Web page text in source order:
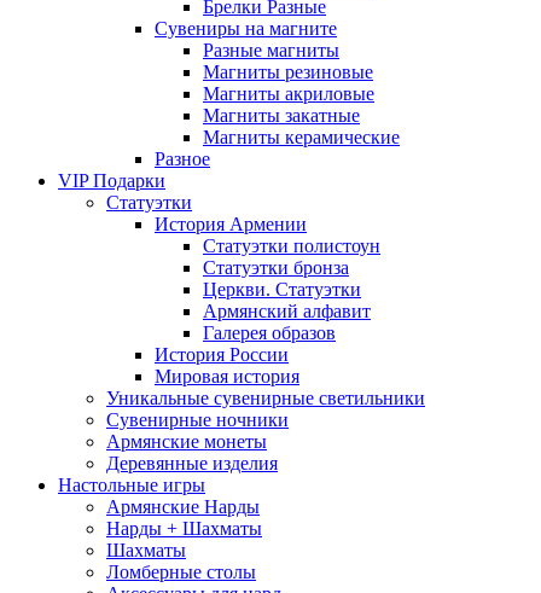
Брелки Разные
Сувениры на магните
Разные магниты
Магниты резиновые
Магниты акриловые
Магниты закатные
Магниты керамические
Разное
VIP Подарки
Статуэтки
История Армении
Статуэтки полистоун
Статуэтки бронза
Церкви. Статуэтки
Армянский алфавит
Галерея образов
История России
Мировая история
Уникальные сувенирные светильники
Сувенирные ночники
Армянские монеты
Деревянные изделия
Настольные игры
Армянские Нарды
Нарды + Шахматы
Шахматы
Ломберные столы